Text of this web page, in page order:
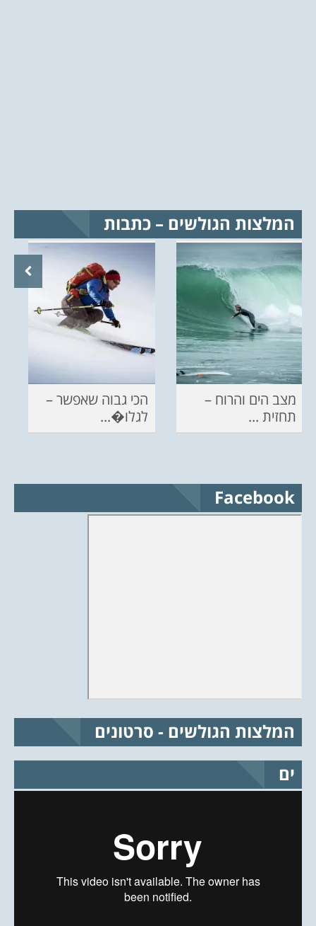
המלצות הגולשים – כתבות
מצב הים והרוח –
תחזית ...
הכי גבוה שאפשר –
לגלו�...
Facebook
המלצות הגולשים - סרטונים
ים